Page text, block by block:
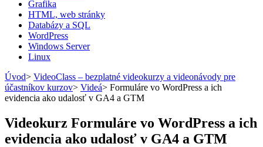
Grafika
HTML, web stránky
Databázy a SQL
WordPress
Windows Server
Linux
Úvod> VideoClass – bezplatné videokurzy a videonávody pre
účastníkov kurzov> Videá> Formuláre vo WordPress a ich
evidencia ako udalosť v GA4 a GTM
Videokurz Formuláre vo WordPress a ich
evidencia ako udalosť v GA4 a GTM